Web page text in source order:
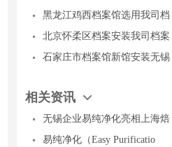
黑龙江鸡西档案馆选用我司档
北京怀柔区档案安装我司档案
石家庄市档案馆新馆安装无锡
相关资讯
无锡企业易纯净化亮相上海焙
易纯净化（Easy Purificatio